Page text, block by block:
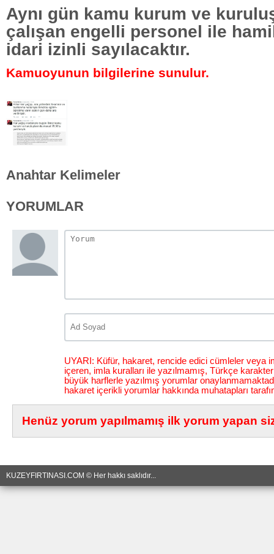
Aynı gün kamu kurum ve
çalışan engelli personel ile
idari izinli sayılacaktır.
Kamuoyunun bilgilerine sunulur.
Anahtar Kelimeler
YORUMLAR
UYARI: Küfür, hakaret, rencide edici cümleler veya
içeren, imla kuralları ile yazılmamış, Türkçe
büyük harflerle yazılmış yorumlar
hakaret içerikli yorumlar hakkında muhatapları
Henüz yorum yapılmamış ilk yorum yapan
KUZEYFIRTINASI.COM © Her hakkı saklıdır...